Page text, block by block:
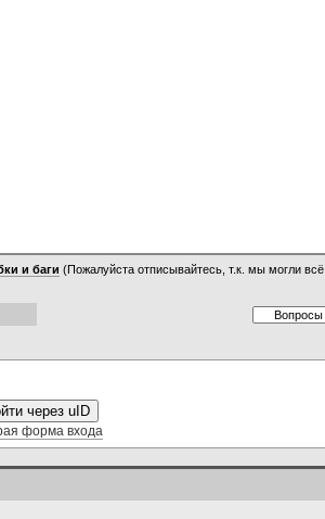
и баги (Пожалуйста отписывайтесь, т.к. мы могли всё
через uID
форма входа